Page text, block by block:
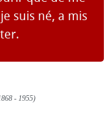
suis né, a mis
- 1955)